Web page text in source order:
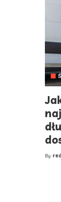
By